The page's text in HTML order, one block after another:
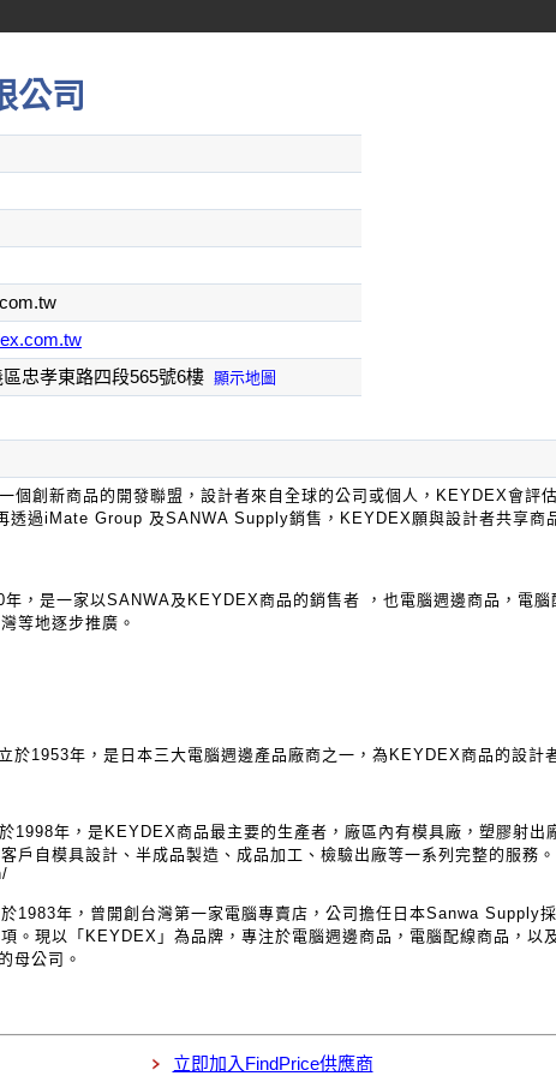
公司
忠孝東路四段565號6樓 顯示地圖
個創新商品的開發聯盟，設計者來自全球的公司或個人，KEYDEX會評
透過iMate Group 及SANWA Supply銷售，KEYDEX願與設計者共享商
年，是一家以SANWA及KEYDEX商品的銷售者 ，也電腦週邊商品，電
等地逐步推廣。
於1953年，是日本三大電腦週邊產品廠商之一，為KEYDEX商品的設計
1998年，是KEYDEX商品最主要的生產者，廠區內有模具廠，塑膠射出
戶自模具設計、半成品製造、成品加工、檢驗出廠等一系列完整的服務。
於1983年，曾開創台灣第一家電腦專賣店，公司擔任日本Sanwa Supply
。現以「KEYDEX」為品牌，專注於電腦週邊商品，電腦配線商品，以
母公司。
立即加入FindPrice供應商